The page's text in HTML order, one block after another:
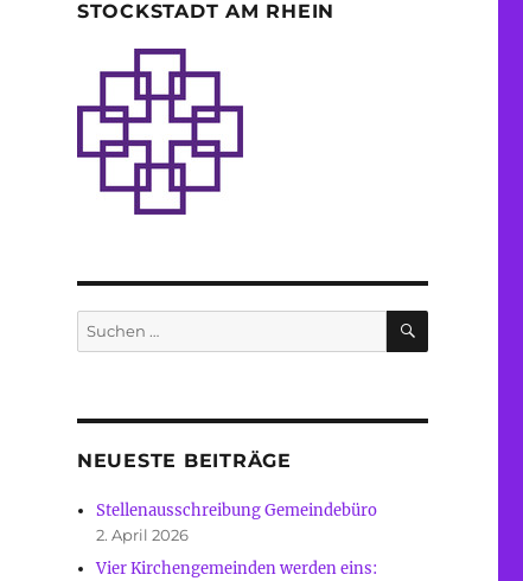
STOCKSTADT AM RHEIN
Suche
nach:
SUCHEN
NEUESTE BEITRÄGE
Stellenausschreibung Gemeindebüro
2. April 2026
Vier Kirchengemeinden werden eins: